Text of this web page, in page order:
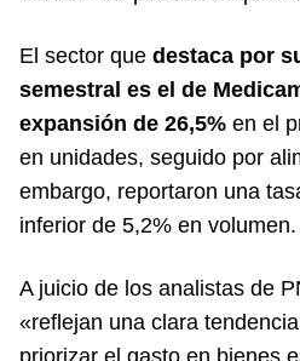
El sector que destaca por
semestral es el de
expansión de 26,5% en el
en unidades, seguido por
embargo, reportaron una
inferior de 5,2% en volumen.
A juicio de los analistas de
«reflejan una clara